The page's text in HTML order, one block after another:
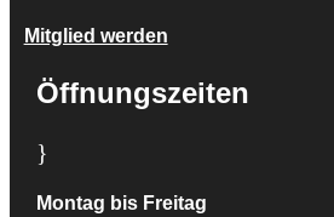
Mitglied werden
Öffnungszeiten
}
Montag bis Freitag